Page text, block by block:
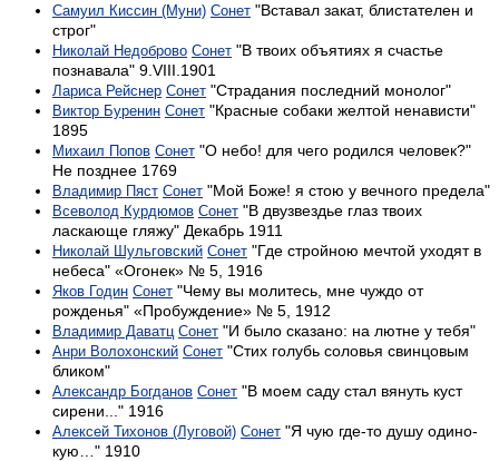
Самуил Киссин (Муни) Сонет "Вставал закат, блистателен и
строг"
Николай Недоброво Сонет "В твоих объятиях я счастье
познавала" 9.VIII.1901
Лариса Рейснер Сонет "Страдания последний монолог"
Виктор Буренин Сонет "Красные собаки желтой ненависти"
1895
Михаил Попов Сонет "О небо! для чего родился человек?"
Не позднее 1769
Владимир Пяст Сонет "Мой Боже! я стою у вечного предела"
Всеволод Курдюмов Сонет "В двузвездье глаз твоих
ласкающе гляжу" Декабрь 1911
Николай Шульговский Сонет "Где стройною мечтой уходят в
небеса" «Огонек» № 5, 1916
Яков Годин Сонет "Чему вы молитесь, мне чуждо от
рожденья" «Пробуждение» № 5, 1912
Владимир Даватц Сонет "И было сказано: на лютне у тебя"
Анри Волохонский Сонет "Стих голубь соловья свинцовым
бликом"
Александр Богданов Сонет "В моем саду стал вянуть куст
сирени..." 1916
Алексей Тихонов (Луговой) Сонет "Я чую где-то душу оди­но­
кую…" 1910